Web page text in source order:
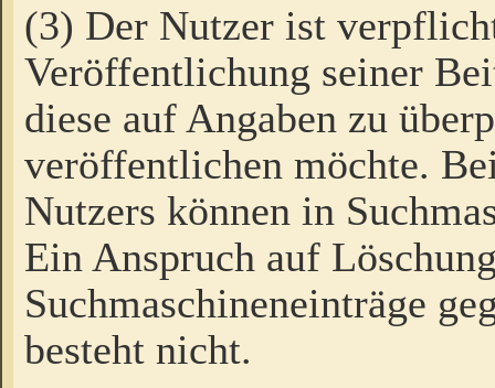
(3) Der Nutzer ist
Veröffentlichung seiner
diese auf Angaben zu
veröffentlichen möchte.
Nutzers können in
Ein Anspruch auf
Suchmaschineneinträge
besteht nicht.